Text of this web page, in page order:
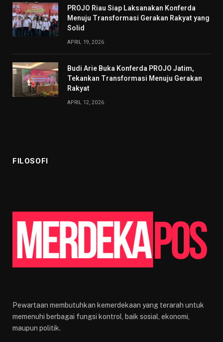
PROJO Riau Siap Laksanakan Konferda
Menuju Transformasi Gerakan Rakyat yang
Solid
APRIL 19, 2026
Budi Arie Buka Konferda PROJO Jatim,
Tekankan Transformasi Menuju Gerakan
Rakyat
APRIL 12, 2026
FILOSOFI
Pewartaan membutuhkan kemerdekaan yang terarah untuk
memenuhi berbagai fungsi kontrol, baik sosial, ekonomi,
maupun politik.